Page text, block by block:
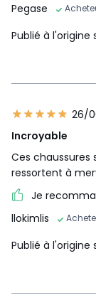
Pegase
Publié à l'origine
26/
Incroyable
Ces chaussures
ressortent à
Je
llokimlis
Publié à l'origine